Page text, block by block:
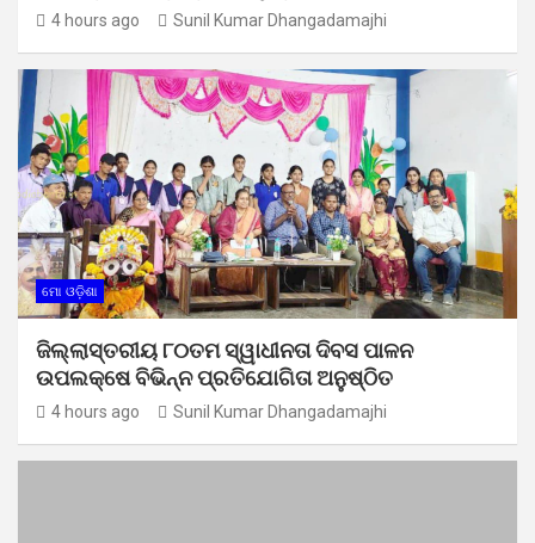
4 hours ago Sunil Kumar Dhangadamajhi
ମୋ ଓଡ଼ିଶା
ଜିଲ୍ଲାସ୍ତରୀୟ ୮୦ତମ ସ୍ୱାଧୀନତା ଦିବସ ପାଳନ
ଉପଲକ୍ଷେ ବିଭିନ୍ନ ପ୍ରତିଯୋଗିତା ଅନୁଷ୍ଠିତ
4 hours ago Sunil Kumar Dhangadamajhi